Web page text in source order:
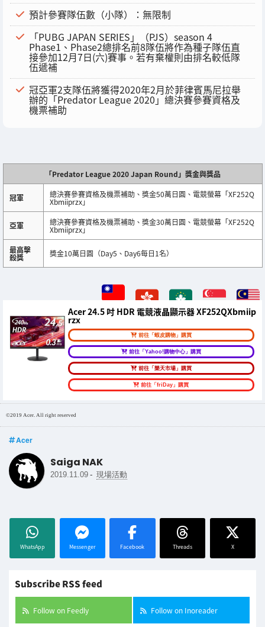
預計參賽隊伍數（小隊）：無限制
「PUBG JAPAN SERIES」（PJS）season 4
Phase1、Phase2總排名前8隊伍將作為種子隊伍直
接參加12月7日(六)賽事。若有棄權則由排名較低隊
伍遞補
冠亞軍2支隊伍將獲得2020年2月於菲律賓馬尼拉舉
辦的「Predator League 2020」總決賽參賽資格及
機票補助
「Predator League 2020 Japan Round」獎金與獎品
冠軍 總決賽參賽資格及機票補助、獎金50萬日圓、電競螢幕「XF252Q
Xbmiiprzx」
亞軍 總決賽參賽資格及機票補助、獎金30萬日圓、電競螢幕「XF252Q
Xbmiiprzx」
最高擊
殺獎 獎金10萬日圓（Day5、Day6每日1名）
Acer 24.5 吋 HDR 電競液晶顯示器 XF252QXbmiip
rzx
前往「蝦皮購物」購買
前往「Yahoo!購物中心」購買
前往「樂天市場」購買
前往「friDay」購買
©2019 Acer. All right reserved
Acer
Saiga NAK
2019.11.09 - 現場活動
WhatsApp Messenger Facebook Threads X
Subscribe RSS feed
Follow on Feedly Follow on Inoreader